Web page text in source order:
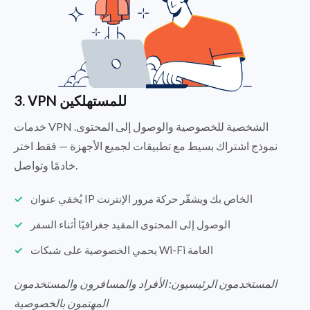
3. VPN للمستهلكين
خدمات VPN الشخصية للخصوصية والوصول إلى المحتوى.
نموذج اشتراك بسيط مع تطبيقات لجميع الأجهزة — فقط اختر
يُخفي عنوان IP الخاص بك ويشفّر حركة مرور الإنترنت
الوصول إلى المحتوى المقيد جغرافيًا أثناء السفر
يحمي الخصوصية على شبكات Wi-Fi العامة
المستخدمون الرئيسيون: الأفراد والمسافرون والمستخدمون
المهتمون بالخصوصية